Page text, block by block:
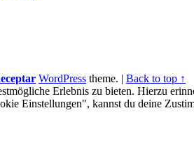
WordPress theme. | Back to top ↑
Erlebnis zu bieten. Hierzu
Einstellungen", kannst du deine